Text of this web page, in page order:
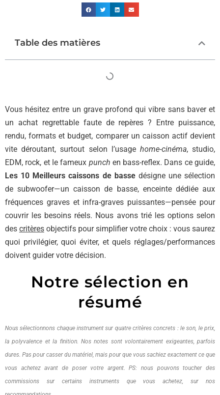
Table des matières
Vous hésitez entre un grave profond qui vibre sans baver et
un achat regrettable faute de repères ? Entre puissance,
rendu, formats et budget, comparer un caisson actif devient
vite déroutant, surtout selon l’usage home-cinéma, studio,
EDM, rock, et le fameux punch en bass-reflex. Dans ce guide,
Les 10 Meilleurs caissons de bassedésigne une sélection
de subwoofer—un caisson de basse, enceinte dédiée aux
fréquences graves et infra-graves puissantes—pensée pour
couvrir les besoins réels. Nous avons trié les options selon
des critères objectifs pour simplifier votre choix : vous saurez
quoi privilégier, quoi éviter, et quels réglages/performances
doivent guider votre décision.
Notre sélection en
résumé
Nous sélectionnons chaque instrument sur quatre critères concrets : le son, le prix,
la polyvalence et la finition. Nos notes sont volontairement exigeantes, parfois
dures. Pas pour casser du matériel, mais pour que vous sachiez exactement ce que
vous achetez avant de poser votre argent. PS: nous pouvons toucher des
commissions sur certains instruments que vous achetez, sur nos